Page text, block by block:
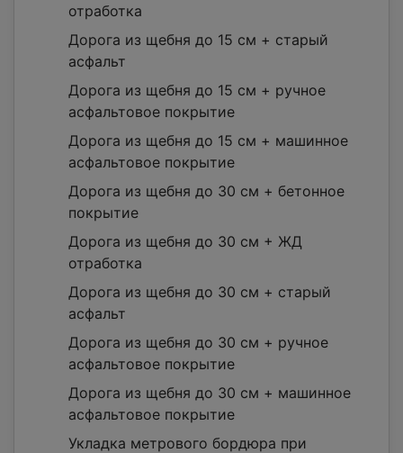
отработка
Дорога из щебня до 15 см + старый
асфальт
Дорога из щебня до 15 см + ручное
асфальтовое покрытие
Дорога из щебня до 15 см + машинное
асфальтовое покрытие
Дорога из щебня до 30 см + бетонное
покрытие
Дорога из щебня до 30 см + ЖД
отработка
Дорога из щебня до 30 см + старый
асфальт
Дорога из щебня до 30 см + ручное
асфальтовое покрытие
Дорога из щебня до 30 см + машинное
асфальтовое покрытие
Укладка метрового бордюра при